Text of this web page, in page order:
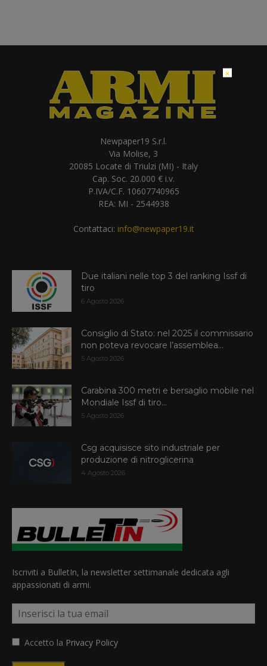
Newpaper19 S.r.l.
Via Molise, 3
20085 Locate di Triulzi (MI) - Italy
Cap. Soc. 20.000 € i.v.
P.IVA/C.F. 10607740965
REA: MI - 2544938
Contattaci: info@newpaper19.it
Due italiani nelle top 3 del ranking Issf di
tiro
6 Agosto 2026
Consiglio di Stato: nel 2025 il commissario
non poteva revocare l’assemblea...
5 Agosto 2026
Carabina 300 metri e bersaglio mobile nel
Mondiale Issf di tiro...
5 Agosto 2026
Csg acquisisce sito industriale per
produzione di nitroglicerina
4 Agosto 2026
Iscriviti a BulletIn, la newsletter settimanale dedicata agli
appassionati di armi.
Accetto la Privacy Policy
×